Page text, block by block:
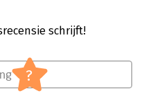
schrijft!
?